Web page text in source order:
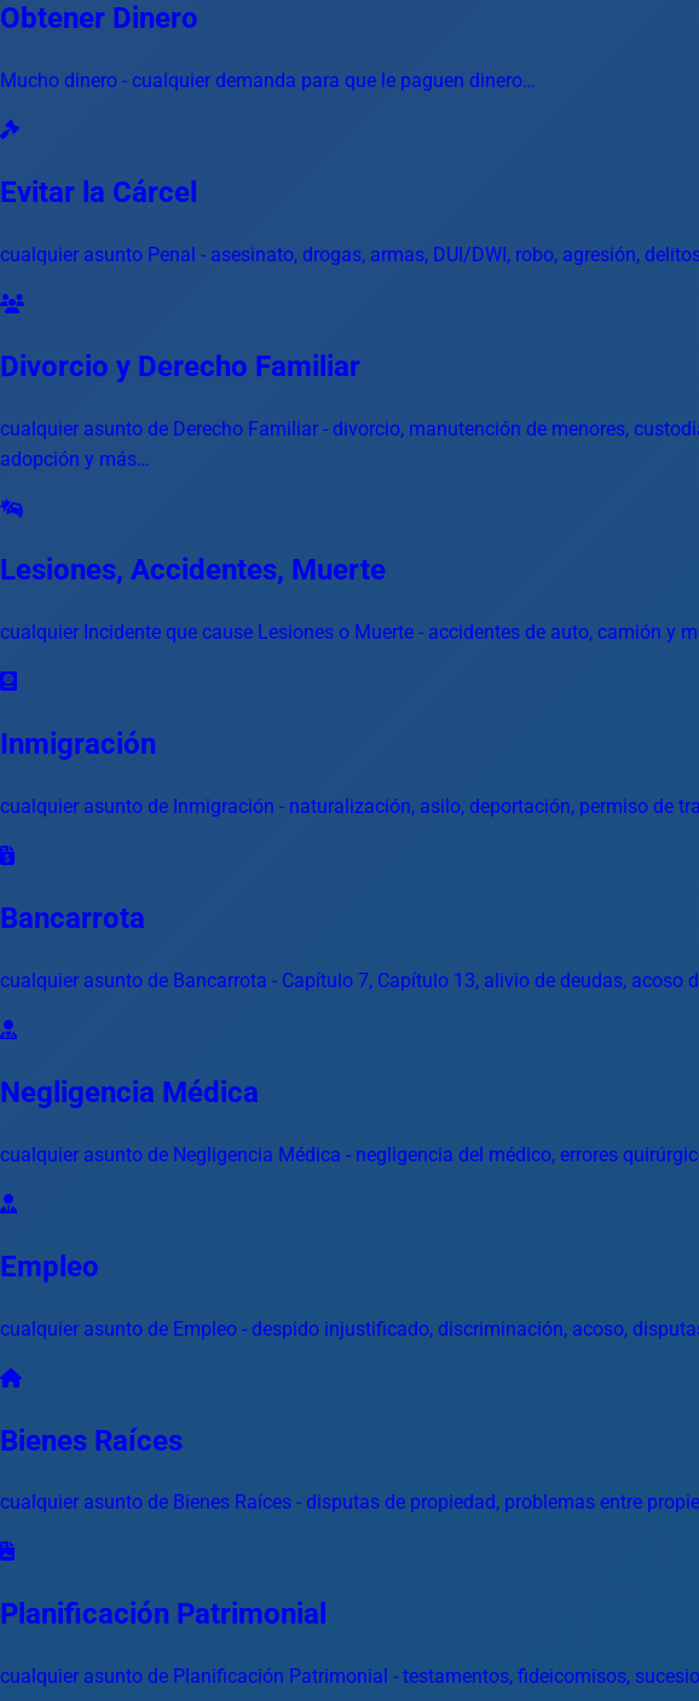
Obtener Dinero
Mucho dinero - cualquier demanda para que le paguen dinero…
Evitar la Cárcel
cualquier asunto Penal - asesinato, drogas, armas, DUI/DWI, robo, agresión,
Divorcio y Derecho Familiar
cualquier asunto de Derecho Familiar - divorcio, manutención de menores,
adopción y más…
Lesiones, Accidentes, Muerte
cualquier Incidente que cause Lesiones o Muerte - accidentes de auto, camión y
Inmigración
cualquier asunto de Inmigración - naturalización, asilo, deportación, permiso de
Bancarrota
cualquier asunto de Bancarrota - Capítulo 7, Capítulo 13, alivio de deudas, acoso
Negligencia Médica
cualquier asunto de Negligencia Médica - negligencia del médico, errores
Empleo
cualquier asunto de Empleo - despido injustificado, discriminación, acoso,
Bienes Raíces
cualquier asunto de Bienes Raíces - disputas de propiedad, problemas entre
Planificación Patrimonial
cualquier asunto de Planificación Patrimonial - testamentos, fideicomisos,